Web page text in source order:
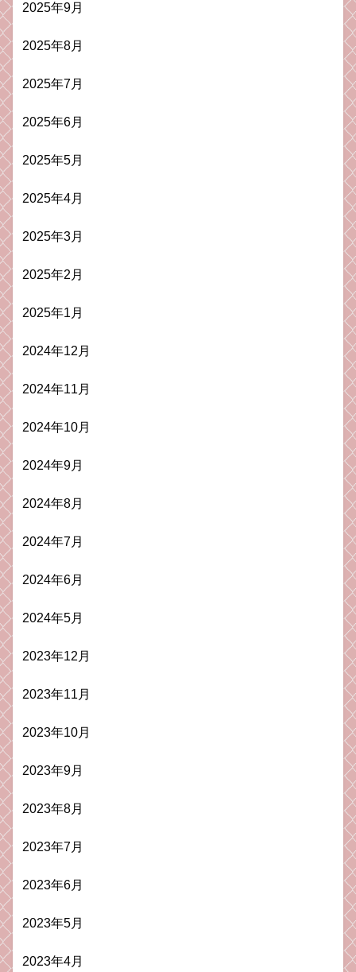
2025年9月
2025年8月
2025年7月
2025年6月
2025年5月
2025年4月
2025年3月
2025年2月
2025年1月
2024年12月
2024年11月
2024年10月
2024年9月
2024年8月
2024年7月
2024年6月
2024年5月
2023年12月
2023年11月
2023年10月
2023年9月
2023年8月
2023年7月
2023年6月
2023年5月
2023年4月